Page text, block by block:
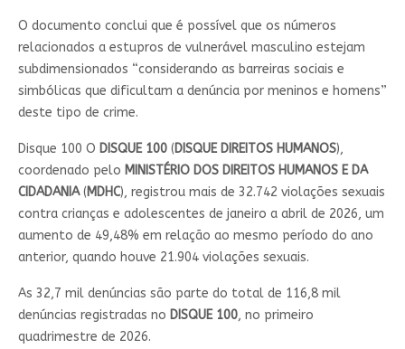
O documento conclui que é possível que os números
relacionados a estupros de vulnerável masculino estejam
subdimensionados “considerando as barreiras sociais e
simbólicas que dificultam a denúncia por meninos e homens”
deste tipo de crime.
Disque 100 O DISQUE 100(DISQUE DIREITOS HUMANOS),
coordenado pelo MINISTÉRIO DOS DIREITOS HUMANOS E DA
CIDADANIA(MDHC), registrou mais de 32.742 violações sexuais
contra crianças e adolescentes de janeiro a abril de 2026, um
aumento de 49,48% em relação ao mesmo período do ano
anterior, quando houve 21.904 violações sexuais.
As 32,7 mil denúncias são parte do total de 116,8 mil
denúncias registradas no DISQUE 100, no primeiro
quadrimestre de 2026.